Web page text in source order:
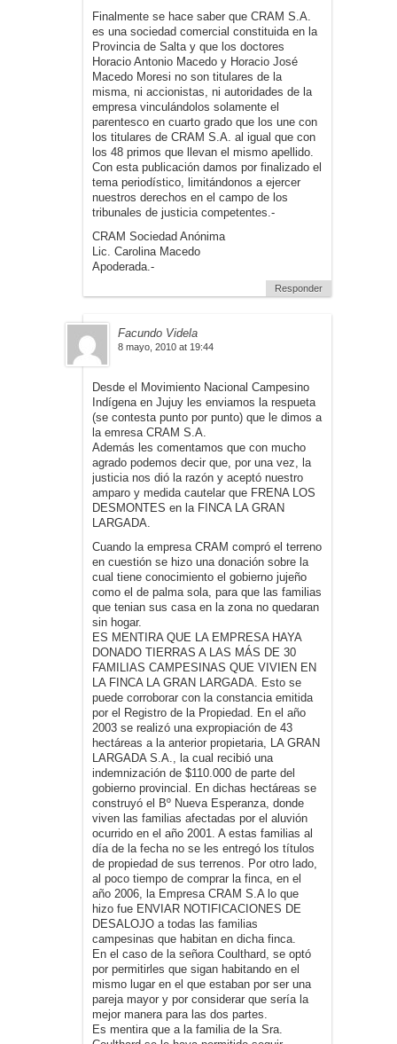
Finalmente se hace saber que CRAM S.A.
es una sociedad comercial constituida en la
Provincia de Salta y que los doctores
Horacio Antonio Macedo y Horacio José
Macedo Moresi no son titulares de la
misma, ni accionistas, ni autoridades de la
empresa vinculándolos solamente el
parentesco en cuarto grado que los une con
los titulares de CRAM S.A. al igual que con
los 48 primos que llevan el mismo apellido.
Con esta publicación damos por finalizado el
tema periodístico, limitándonos a ejercer
nuestros derechos en el campo de los
tribunales de justicia competentes.-
CRAM Sociedad Anónima
Lic. Carolina Macedo
Apoderada.-
Responder
Facundo Videla
8 mayo, 2010 at 19:44
Desde el Movimiento Nacional Campesino
Indígena en Jujuy les enviamos la respueta
(se contesta punto por punto) que le dimos a
la emresa CRAM S.A.
Además les comentamos que con mucho
agrado podemos decir que, por una vez, la
justicia nos dió la razón y aceptó nuestro
amparo y medida cautelar que FRENA LOS
DESMONTES en la FINCA LA GRAN
LARGADA.
Cuando la empresa CRAM compró el terreno
en cuestión se hizo una donación sobre la
cual tiene conocimiento el gobierno jujeño
como el de palma sola, para que las familias
que tenian sus casa en la zona no quedaran
sin hogar.
ES MENTIRA QUE LA EMPRESA HAYA
DONADO TIERRAS A LAS MÁS DE 30
FAMILIAS CAMPESINAS QUE VIVIEN EN
LA FINCA LA GRAN LARGADA. Esto se
puede corroborar con la constancia emitida
por el Registro de la Propiedad. En el año
2003 se realizó una expropiación de 43
hectáreas a la anterior propietaria, LA GRAN
LARGADA S.A., la cual recibió una
indemnización de $110.000 de parte del
gobierno provincial. En dichas hectáreas se
construyó el Bº Nueva Esperanza, donde
viven las familias afectadas por el aluvión
ocurrido en el año 2001. A estas familias al
día de la fecha no se les entregó los títulos
de propiedad de sus terrenos. Por otro lado,
al poco tiempo de comprar la finca, en el
año 2006, la Empresa CRAM S.A lo que
hizo fue ENVIAR NOTIFICACIONES DE
DESALOJO a todas las familias
campesinas que habitan en dicha finca.
En el caso de la señora Coulthard, se optó
por permitirles que sigan habitando en el
mismo lugar en el que estaban por ser una
pareja mayor y por considerar que sería la
mejor manera para las dos partes.
Es mentira que a la familia de la Sra.